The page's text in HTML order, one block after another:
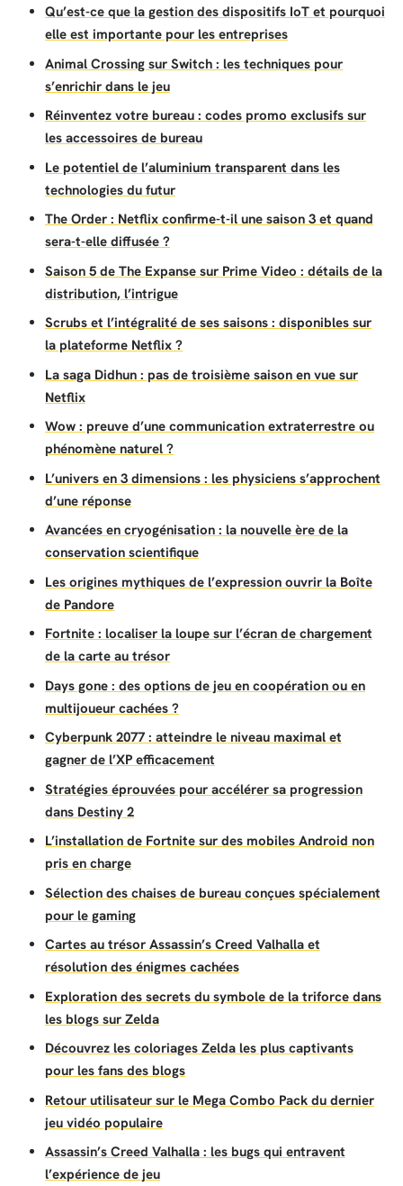
Qu’est-ce que la gestion des dispositifs IoT et pourquoi
elle est importante pour les entreprises
Animal Crossing sur Switch : les techniques pour
s’enrichir dans le jeu
Réinventez votre bureau : codes promo exclusifs sur
les accessoires de bureau
Le potentiel de l’aluminium transparent dans les
technologies du futur
The Order : Netflix confirme-t-il une saison 3 et quand
sera-t-elle diffusée ?
Saison 5 de The Expanse sur Prime Video : détails de la
distribution, l’intrigue
Scrubs et l’intégralité de ses saisons : disponibles sur
la plateforme Netflix ?
La saga Didhun : pas de troisième saison en vue sur
Netflix
Wow : preuve d’une communication extraterrestre ou
phénomène naturel ?
L’univers en 3 dimensions : les physiciens s’approchent
d’une réponse
Avancées en cryogénisation : la nouvelle ère de la
conservation scientifique
Les origines mythiques de l’expression ouvrir la Boîte
de Pandore
Fortnite : localiser la loupe sur l’écran de chargement
de la carte au trésor
Days gone : des options de jeu en coopération ou en
multijoueur cachées ?
Cyberpunk 2077 : atteindre le niveau maximal et
gagner de l’XP efficacement
Stratégies éprouvées pour accélérer sa progression
dans Destiny 2
L’installation de Fortnite sur des mobiles Android non
pris en charge
Sélection des chaises de bureau conçues spécialement
pour le gaming
Cartes au trésor Assassin’s Creed Valhalla et
résolution des énigmes cachées
Exploration des secrets du symbole de la triforce dans
les blogs sur Zelda
Découvrez les coloriages Zelda les plus captivants
pour les fans des blogs
Retour utilisateur sur le Mega Combo Pack du dernier
jeu vidéo populaire
Assassin’s Creed Valhalla : les bugs qui entravent
l’expérience de jeu